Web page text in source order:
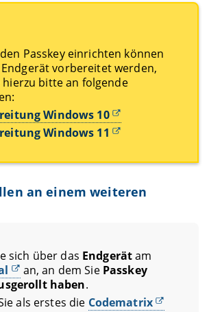
Passkey einrichten können
vorbereitet werden,
hierzu bitte an folgende
Windows 10
Windows 11
an einem weiteren
sich über das Endgerätam
an, an dem Sie Passkey
haben.
als erstes die Codematrix